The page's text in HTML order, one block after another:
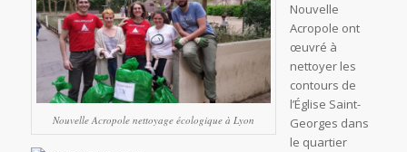
Nouvelle Acropole nettoyage écologique à Lyon
Nouvelle
Acropole ont
œuvré à
nettoyer les
contours de
l’Église Saint-
Georges dans
le quartier